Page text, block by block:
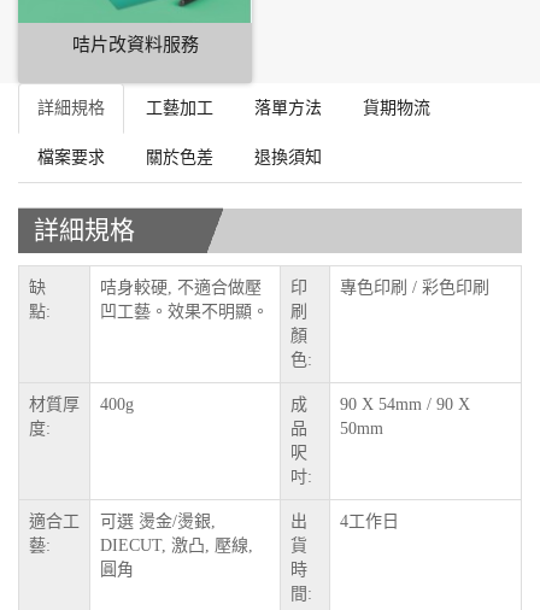
咭片改資料服務
詳細規格 工藝加工 落單方法 貨期物流
檔案要求 關於色差 退換須知
詳細規格
缺
點:
咭身較硬, 不適合做壓
凹工藝。效果不明顯。
印
刷
顏
色:
專色印刷 / 彩色印刷
材質厚
度:
400g
成
品
呎
吋:
90 X 54mm / 90 X
50mm
適合工
藝:
可選 燙金/燙銀,
DIECUT, 激凸, 壓線,
圓角
出
貨
時
間:
4工作日